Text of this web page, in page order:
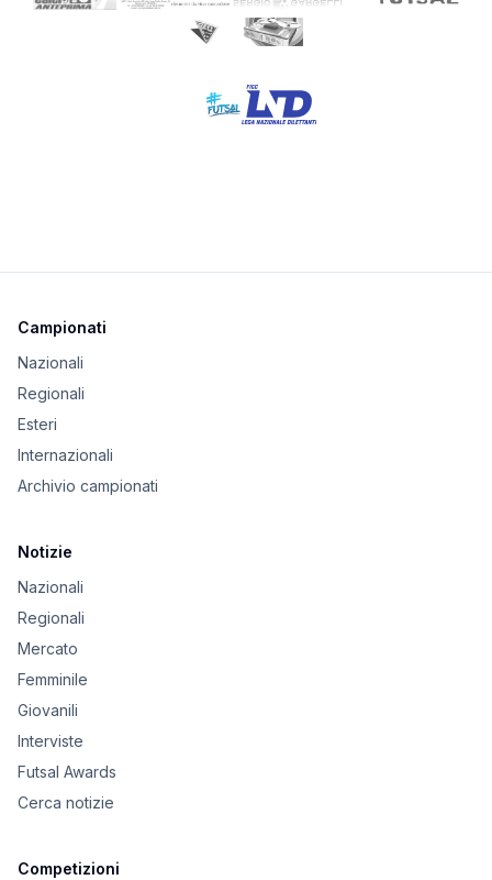
Campionati
Nazionali
Regionali
Esteri
Internazionali
Archivio campionati
Notizie
Nazionali
Regionali
Mercato
Femminile
Giovanili
Interviste
Futsal Awards
Cerca notizie
Competizioni